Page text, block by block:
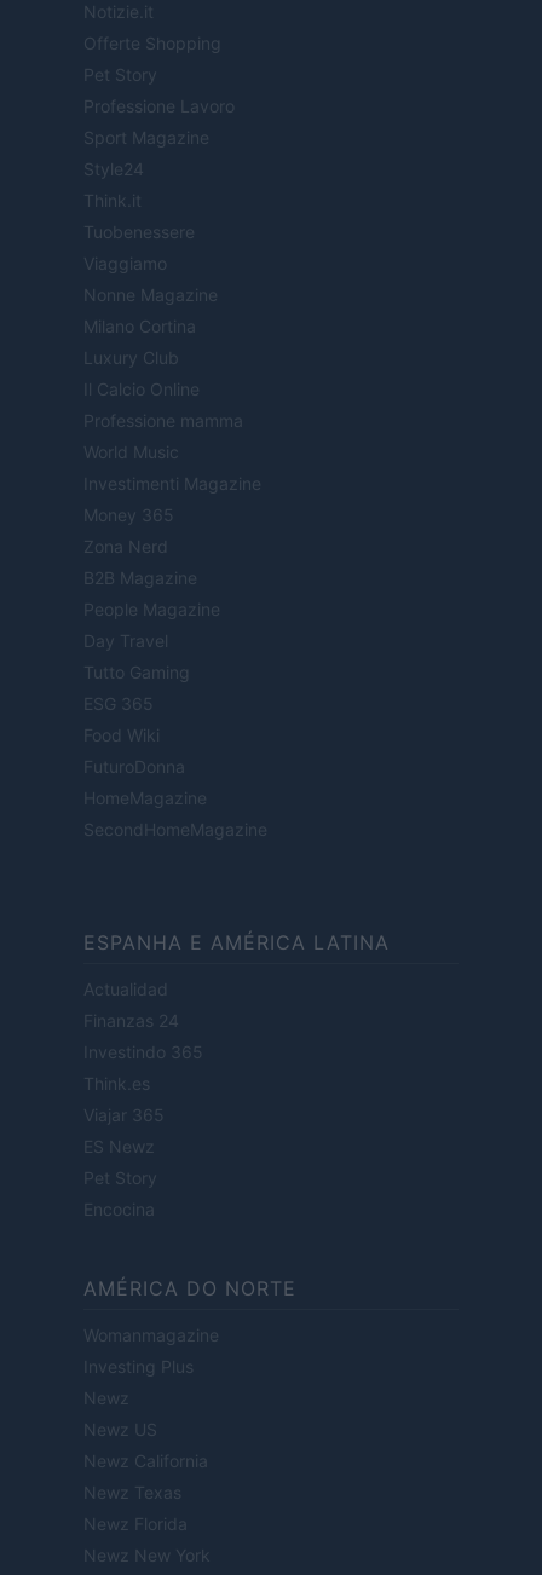
Notizie.it
Offerte Shopping
Pet Story
Professione Lavoro
Sport Magazine
Style24
Think.it
Tuobenessere
Viaggiamo
Nonne Magazine
Milano Cortina
Luxury Club
Il Calcio Online
Professione mamma
World Music
Investimenti Magazine
Money 365
Zona Nerd
B2B Magazine
People Magazine
Day Travel
Tutto Gaming
ESG 365
Food Wiki
FuturoDonna
HomeMagazine
SecondHomeMagazine
ESPANHA E AMÉRICA LATINA
Actualidad
Finanzas 24
Investindo 365
Think.es
Viajar 365
ES Newz
Pet Story
Encocina
AMÉRICA DO NORTE
Womanmagazine
Investing Plus
Newz
Newz US
Newz California
Newz Texas
Newz Florida
Newz New York